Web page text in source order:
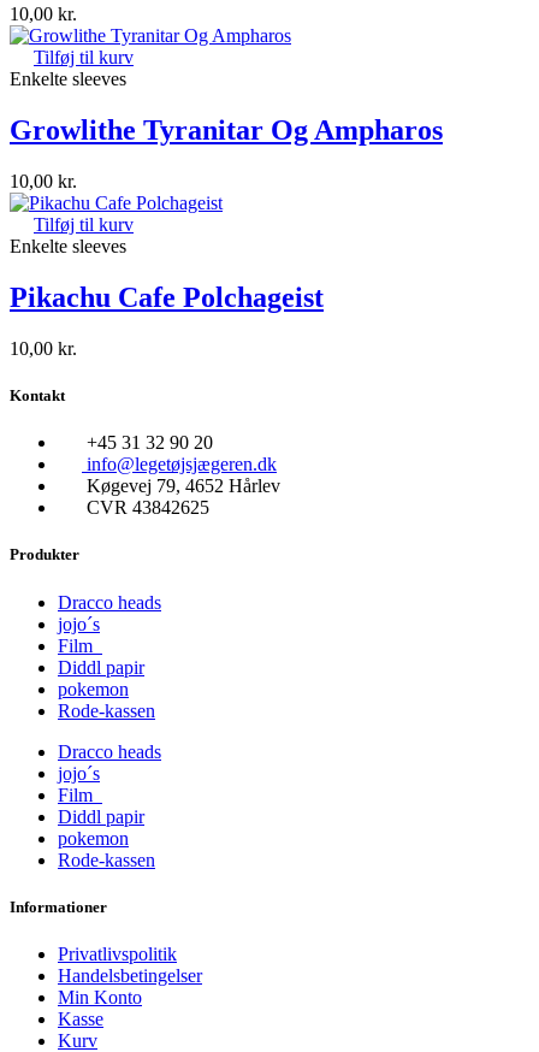
10,00 kr.
Tilføj til kurv
Enkelte sleeves
Growlithe Tyranitar Og Ampharos
10,00 kr.
Tilføj til kurv
Enkelte sleeves
Pikachu Cafe Polchageist
10,00 kr.
Kontakt
+45 31 32 90 20
info@legetøjsjægeren.dk
Køgevej 79, 4652 Hårlev
CVR 43842625
Produkter
Dracco heads
jojo´s
Film
Diddl papir
pokemon
Rode-kassen
Dracco heads
jojo´s
Film
Diddl papir
pokemon
Rode-kassen
Informationer
Privatlivspolitik
Handelsbetingelser
Min Konto
Kasse
Kurv